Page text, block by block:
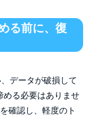
る前に、復
データが破損して
る必要はありませ
確認し、軽度のト